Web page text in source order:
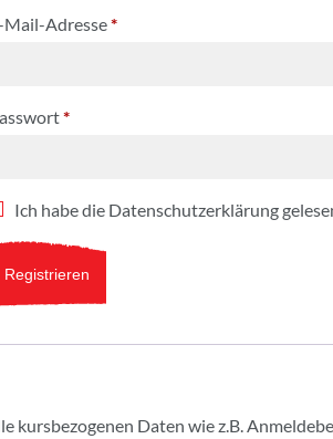
Mail-Adresse*
*
Ich habe die Datenschutzerklärung
Registrieren
Daten wie z.B.